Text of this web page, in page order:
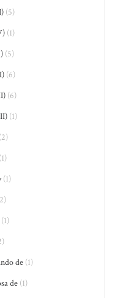
(5)
(1)
(5)
(6)
(6)
(1)
(2)
(1)
(1)
de (1)
de(1)